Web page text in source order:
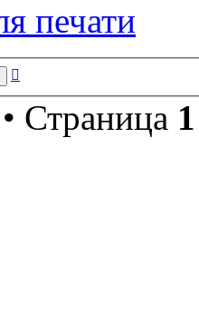
печати
Поиск
Страница 1